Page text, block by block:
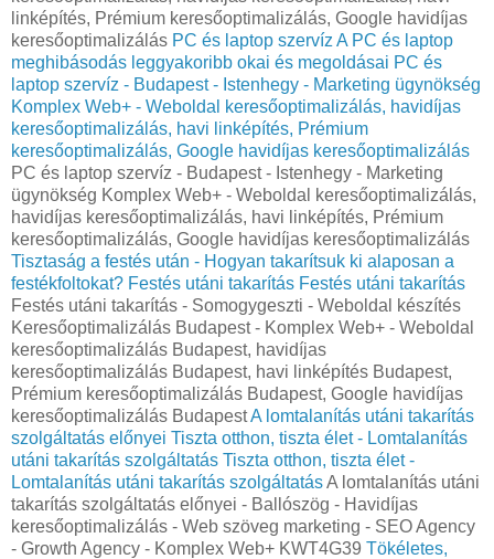
linképítés, Prémium keresőoptimalizálás, Google havidíjas
keresőoptimalizálás PC és laptop szervíz A PC és laptop
meghibásodás leggyakoribb okai és megoldásai PC és
laptop szervíz - Budapest - Istenhegy - Marketing ügynökség
Komplex Web+ - Weboldal keresőoptimalizálás, havidíjas
keresőoptimalizálás, havi linképítés, Prémium
keresőoptimalizálás, Google havidíjas keresőoptimalizálás
PC és laptop szervíz - Budapest - Istenhegy - Marketing
ügynökség Komplex Web+ - Weboldal keresőoptimalizálás,
havidíjas keresőoptimalizálás, havi linképítés, Prémium
keresőoptimalizálás, Google havidíjas keresőoptimalizálás
Tisztaság a festés után - Hogyan takarítsuk ki alaposan a
festékfoltokat? Festés utáni takarítás Festés utáni takarítás
Festés utáni takarítás - Somogygeszti - Weboldal készítés
Keresőoptimalizálás Budapest - Komplex Web+ - Weboldal
keresőoptimalizálás Budapest, havidíjas
keresőoptimalizálás Budapest, havi linképítés Budapest,
Prémium keresőoptimalizálás Budapest, Google havidíjas
keresőoptimalizálás BudapestA lomtalanítás utáni takarítás
szolgáltatás előnyei Tiszta otthon, tiszta élet - Lomtalanítás
utáni takarítás szolgáltatás Tiszta otthon, tiszta élet -
Lomtalanítás utáni takarítás szolgáltatásA lomtalanítás utáni
takarítás szolgáltatás előnyei - Ballószög - Havidíjas
keresőoptimalizálás - Web szöveg marketing - SEO Agency
- Growth Agency - Komplex Web+ KWT4G39 Tökéletes,